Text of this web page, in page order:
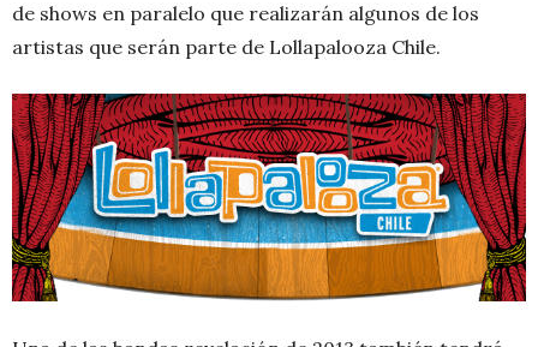
de shows en paralelo que realizarán algunos de los
artistas que serán parte de Lollapalooza Chile.